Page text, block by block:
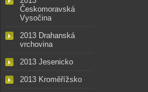
Českomoravská
Vysočina
2013 Drahanská
vrchovina
2013 Jesenicko
2013 Kroměřížsko